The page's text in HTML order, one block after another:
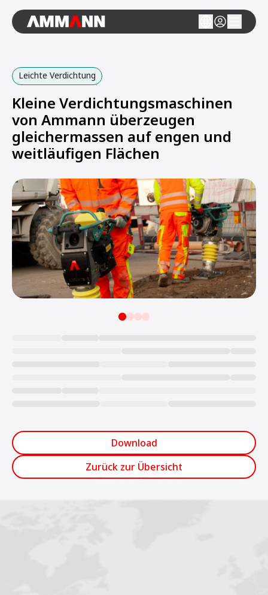
Leichte Verdichtung
Kleine Verdichtungsmaschinen
von Ammann überzeugen
gleichermassen auf engen und
weitläufigen Flächen
Download
Zurück zur Übersicht